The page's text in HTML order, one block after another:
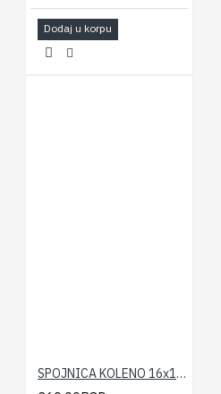
Dodaj u korpu
SPOJNICA KOLENO 16x16 ICMA